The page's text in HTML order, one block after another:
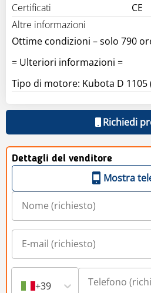
Certificati
CE
Altre informazioni
Ottime condizioni – solo 790
= Ulteriori informazioni =
Tipo di motore: Kubota D 1105
Richiedi
Dettagli del venditore
Mostra
+39